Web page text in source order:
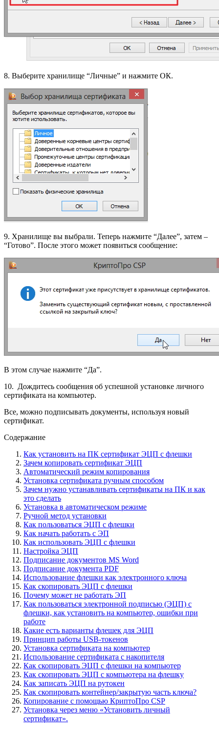
8. Выберите хранилище “Личные” и нажмите ОК.
9. Хранилище вы выбрали. Теперь нажмите “Далее”, затем –
“Готово”. После этого может появиться сообщение:
В этом случае нажмите “Да”.
10. Дождитесь сообщения об успешной установке личного
сертификата на компьютер.
Все, можно подписывать документы, используя новый
сертификат.
Содержание
Как установить на ПК сертификат ЭЦП с флешки
Зачем копировать сертификат ЭЦП
Автоматический режим копирования
Установка сертификата ручным способом
Зачем нужно устанавливать сертификаты на ПК и как
это сделать
Установка в автоматическом режиме
Ручной метод установки
Как пользоваться ЭЦП с флешки
Как начать работать с ЭП
Как использовать ЭЦП с флешки
Настройка ЭЦП
Подписание документов MS Word
Подписание документа PDF
Использование флешки как электронного ключа
Как скопировать ЭЦП с флешки
Почему может не работать ЭП
Как пользоваться электронной подписью (ЭЦП) с
флешки, как установить на компьютер, ошибки при
работе
Какие есть варианты флешек для ЭЦП
Принцип работы USB-токенов
Установка сертификата на компьютер
Использование сертификата с накопителя
Как скопировать ЭЦП с флешки на компьютер
Как скопировать ЭЦП с компьютера на флешку
Как записать ЭЦП на рутокен
Как скопировать контейнер/закрытую часть ключа?
Копирование с помощью КриптоПро CSP
Установка через меню «Установить личный
сертификат».